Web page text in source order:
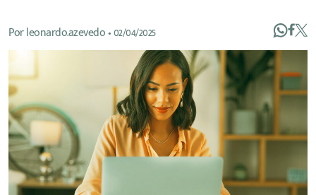
Porleonardo.azevedo•02/04/2025